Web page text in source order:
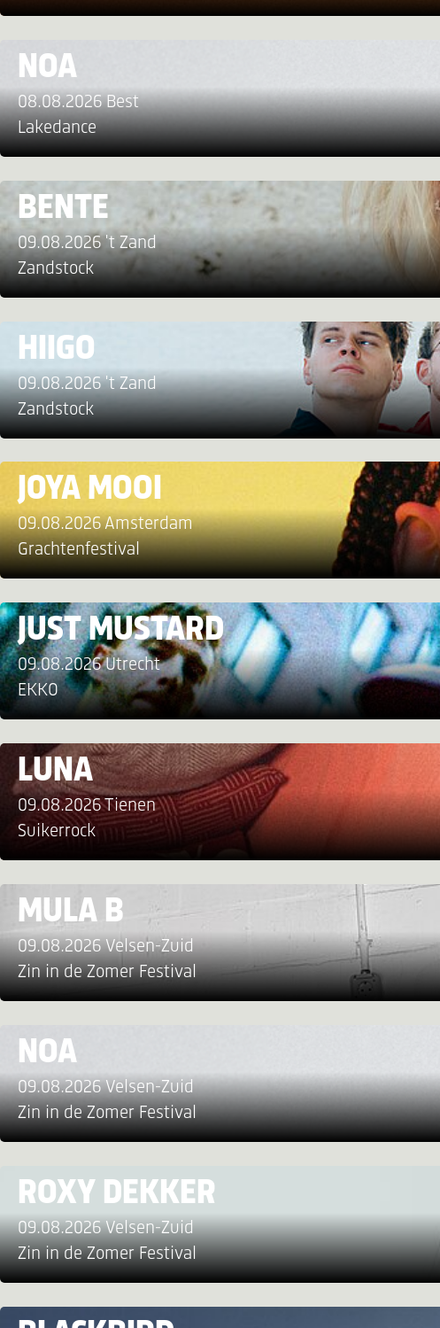
NOA
08.08.2026 Best
Lakedance
BENTE
09.08.2026 't Zand
Zandstock
HIIGO
09.08.2026 't Zand
Zandstock
JOYA MOOI
09.08.2026 Amsterdam
Grachtenfestival
JUST MUSTARD
09.08.2026 Utrecht
EKKO
LUNA
09.08.2026 Tienen
Suikerrock
MULA B
09.08.2026 Velsen-Zuid
Zin in de Zomer Festival
NOA
09.08.2026 Velsen-Zuid
Zin in de Zomer Festival
ROXY DEKKER
09.08.2026 Velsen-Zuid
Zin in de Zomer Festival